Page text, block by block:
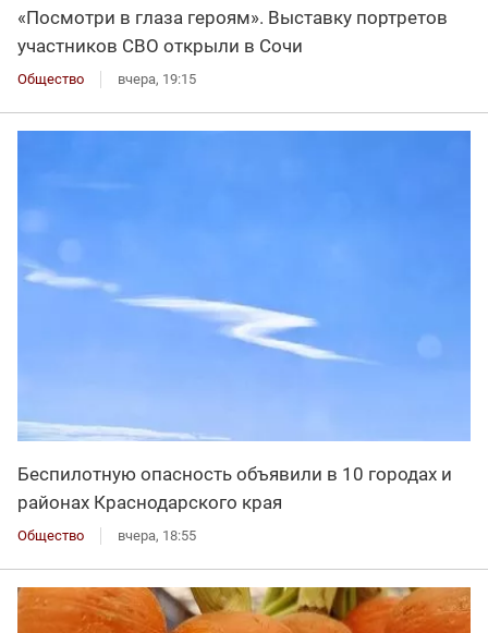
«Посмотри в глаза героям». Выставку портретов
участников СВО открыли в Сочи
Общество вчера, 19:15
Беспилотную опасность объявили в 10 городах и
районах Краснодарского края
Общество вчера, 18:55